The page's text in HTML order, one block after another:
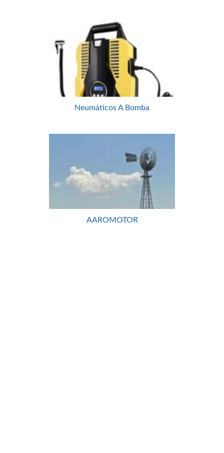
Neumáticos A Bomba
AAROMOTOR